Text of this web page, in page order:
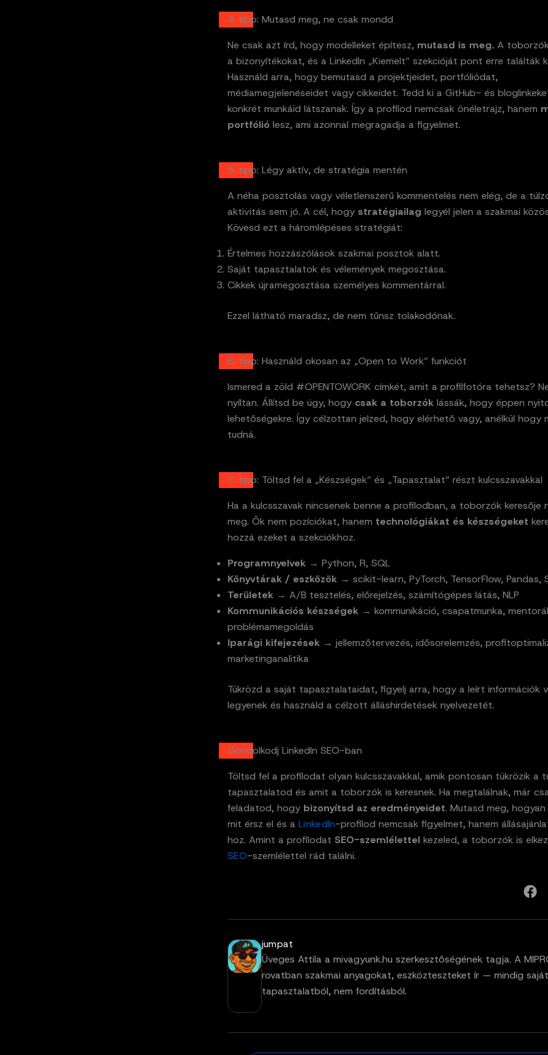
4. tipp: Mutasd meg, ne csak mondd
Ne csak azt írd, hogy modelleket építesz, mutasd is meg. A
a bizonyítékokat, és a LinkedIn „Kiemelt” szekcióját pont erre találták
Használd arra, hogy bemutasd a projektjeidet, portfóliódat,
médiamegjelenéseidet vagy cikkeidet. Tedd ki a GitHub- és
konkrét munkáid látszanak. Így a profilod nemcsak önéletrajz, hanem
portfólió lesz, ami azonnal megragadja a figyelmet.
5. tipp: Légy aktív, de stratégia mentén
A néha posztolás vagy véletlenszerű kommentelés nem elég, de a
aktivitás sem jó. A cél, hogy stratégiailag legyél jelen a szakmai
Kövesd ezt a háromlépéses stratégiát:
Értelmes hozzászólások szakmai posztok alatt.
Saját tapasztalatok és vélemények megosztása.
Cikkek újramegosztása személyes kommentárral.
Ezzel látható maradsz, de nem tűnsz tolakodónak.
6. tipp: Használd okosan az „Open to Work” funkciót
Ismered a zöld #OPENTOWORK címkét, amit a profilfotóra tehetsz?
nyíltan. Állítsd be úgy, hogy csak a toborzók lássák, hogy éppen
lehetőségekre. Így célzottan jelzed, hogy elérhető vagy, anélkül hogy
tudná.
7. tipp: Töltsd fel a „Készségek” és „Tapasztalat” részt kulcsszavakkal
Ha a kulcsszavak nincsenek benne a profilodban, a toborzók keresője
meg. Ők nem pozíciókat, hanem technológiákat és készségeket
hozzá ezeket a szekciókhoz.
Programnyelvek → Python, R, SQL
Könyvtárak / eszközök → scikit-learn, PyTorch, TensorFlow, Pandas,
Területek → A/B tesztelés, előrejelzés, számítógépes látás, NLP
Kommunikációs készségek → kommunikáció, csapatmunka,
problémamegoldás
Iparági kifejezések → jellemzőtervezés, idősorelemzés,
marketinganalitika
Tükrözd a saját tapasztalataidat, figyelj arra, hogy a leírt információk
legyenek és használd a célzott álláshirdetések nyelvezetét.
Gondolkodj LinkedIn SEO-ban
Töltsd fel a profilodat olyan kulcsszavakkal, amik pontosan tükrözik a
tapasztalatod és amit a toborzók is keresnek. Ha megtalálnak, már
feladatod, hogy bizonyítsd az eredményeidet. Mutasd meg,
mit érsz el és a LinkedIn-profilod nemcsak figyelmet, hanem
hoz. Amint a profilodat SEO-szemlélettel kezeled, a toborzók is
SEO-szemlélettel rád találni.
jumpat
Üveges Attila a mivagyunk.hu szerkesztőségének tagja. A
rovatban szakmai anyagokat, eszközteszteket ír — mindig saját
tapasztalatból, nem fordításból.